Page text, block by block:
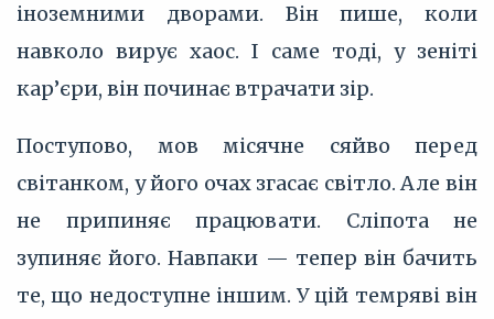
іноземними дворами. Він пише, коли
навколо вирує хаос. І саме тоді, у зеніті
кар’єри, він починає втрачати зір.
Поступово, мов місячне сяйво перед
світанком, у його очах згасає світло. Але він
не припиняє працювати. Сліпота не
зупиняє його. Навпаки — тепер він бачить
те, що недоступне іншим. У цій темряві він